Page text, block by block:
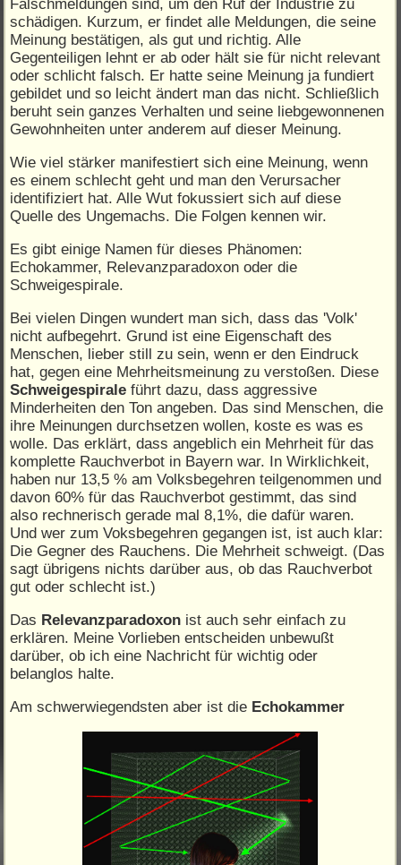
Falschmeldungen sind, um den Ruf der Industrie zu
schädigen. Kurzum, er findet alle Meldungen, die seine
Meinung bestätigen, als gut und richtig. Alle
Gegenteiligen lehnt er ab oder hält sie für nicht relevant
oder schlicht falsch. Er hatte seine Meinung ja fundiert
gebildet und so leicht ändert man das nicht. Schließlich
beruht sein ganzes Verhalten und seine liebgewonnenen
Gewohnheiten unter anderem auf dieser Meinung.
Wie viel stärker manifestiert sich eine Meinung, wenn
es einem schlecht geht und man den Verursacher
identifiziert hat. Alle Wut fokussiert sich auf diese
Quelle des Ungemachs. Die Folgen kennen wir.
Es gibt einige Namen für dieses Phänomen:
Echokammer, Relevanzparadoxon oder die
Schweigespirale.
Bei vielen Dingen wundert man sich, dass das 'Volk'
nicht aufbegehrt. Grund ist eine Eigenschaft des
Menschen, lieber still zu sein, wenn er den Eindruck
hat, gegen eine Mehrheitsmeinung zu verstoßen. Diese
Schweigespirale führt dazu, dass aggressive
Minderheiten den Ton angeben. Das sind Menschen, die
ihre Meinungen durchsetzen wollen, koste es was es
wolle. Das erklärt, dass angeblich ein Mehrheit für das
komplette Rauchverbot in Bayern war. In Wirklichkeit,
haben nur 13,5 % am Volksbegehren teilgenommen und
davon 60% für das Rauchverbot gestimmt, das sind
also rechnerisch gerade mal 8,1%, die dafür waren.
Und wer zum Voksbegehren gegangen ist, ist auch klar:
Die Gegner des Rauchens. Die Mehrheit schweigt. (Das
sagt übrigens nichts darüber aus, ob das Rauchverbot
gut oder schlecht ist.)
Das Relevanzparadoxon ist auch sehr einfach zu
erklären. Meine Vorlieben entscheiden unbewußt
darüber, ob ich eine Nachricht für wichtig oder
belanglos halte.
Am schwerwiegendsten aber ist die Echokammer